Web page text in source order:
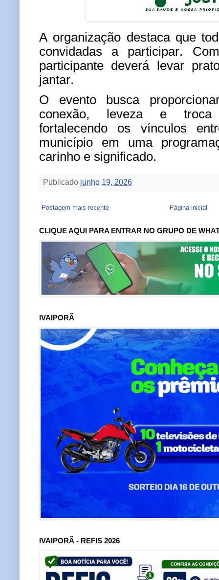
A organização destaca que
convidadas a participar.
participante deverá levar
jantar.
O evento busca
conexão, leveza e troca
fortalecendo os vínculos
município em uma
carinho e significado.
Publicado junho 19, 2026
Postagem mais recente Página inicial
CLIQUE AQUI PARA ENTRAR NO GRUPO DE
IVAIPORÃ
IVAIPORÃ - REFIS 2026